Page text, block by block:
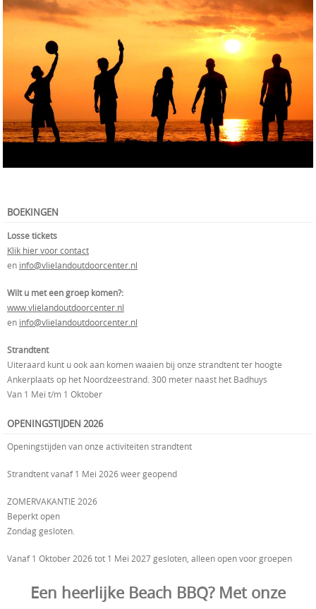
BOEKINGEN
Losse tickets
Klik hier voor contact
en info@vlielandoutdoorcenter.nl
Wilt u met een groep komen?:
www.vlielandoutdoorcenter.nl
en info@vlielandoutdoorcenter.nl
Strandtent
Uiteraard kunt u ook aan komen waaien bij onze strandtent ter hoogte
Ankerplaats op het Noordzeestrand. 300 meter naast het Badhuys
Van 1 Mei t/m 1 Oktober
OPENINGSTIJDEN 2026
Openingstijden van onze activiteiten strandtent
Strandtent vanaf 1 Mei 2026 weer geopend
ZOMERVAKANTIE 2026
Beperkt open
Zondag gesloten.
Vanaf 1 Oktober 2026 tot 1 Mei 2027 gesloten, alleen open voor groepen
Een heerlijke Beach BBQ? Met onze